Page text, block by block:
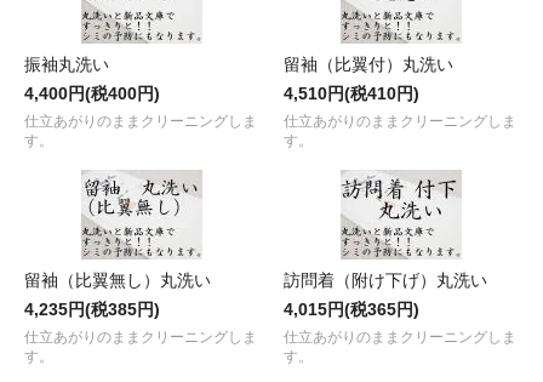
振袖丸洗い
4,400円(税400円)
仕立あがりのままクリーニングしま
す。
留袖（比翼付）丸洗い
4,510円(税410円)
仕立あがりのままクリーニングしま
す。
留袖（比翼無し）丸洗い
4,235円(税385円)
仕立あがりのままクリーニングしま
す。
訪問着（附け下げ）丸洗い
4,015円(税365円)
仕立あがりのままクリーニングしま
す。